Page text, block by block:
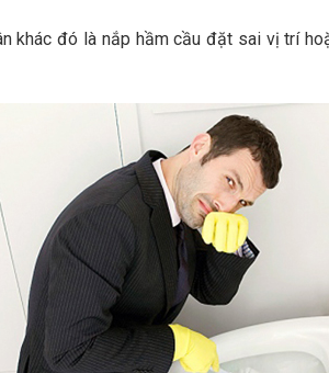
khác đó là nắp hầm cầu đặt sai vị trí